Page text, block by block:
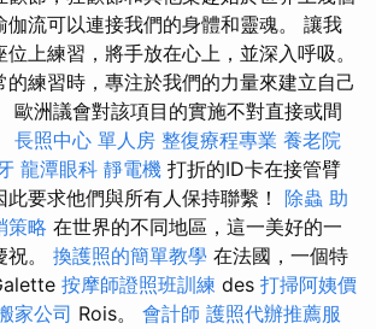
流可以連接我們的身體和靈魂。 讓我
上練習，將​​手放在心上，並深入呼吸。
的練習時，專注於我們的力量來建立自己
歐洲議會對該項目的實施不對直接或間
長照中心 單人房 整復療程專業 養老院
龍潭眼科 靜電機 打折的ID卡在接管臂
要求他們與所有人保持聯繫！ 除蟲 助
策略 在世界的不同地區，這一美好的一
。 換護照的簡單教學 在法國，一個特
按摩師證照班訓練 des 打掃阿姨價
家公司 Rois。 會計師 護照代辦推薦服